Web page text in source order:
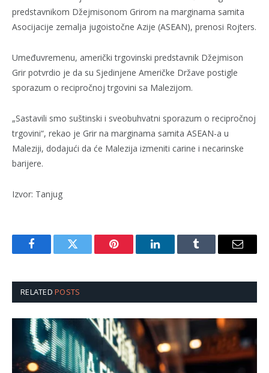
predstavnikom Džejmisonom Grirom na marginama samita
Asocijacije zemalja jugoistočne Azije (ASEAN), prenosi Rojters.
Umeđuvremenu, američki trgovinski predstavnik Džejmison
Grir potvrdio je da su Sjedinjene Američke Države postigle
sporazum o recipročnoj trgovini sa Malezijom.
„Sastavili smo suštinski i sveobuhvatni sporazum o recipročnoj
trgovini“, rekao je Grir na marginama samita ASEAN-a u
Maleziji, dodajući da će Malezija izmeniti carine i necarinske
barijere.
Izvor: Tanjug
FacebookTwitter Pinterest LinkedInTumblr Email
RELATEDPOSTS